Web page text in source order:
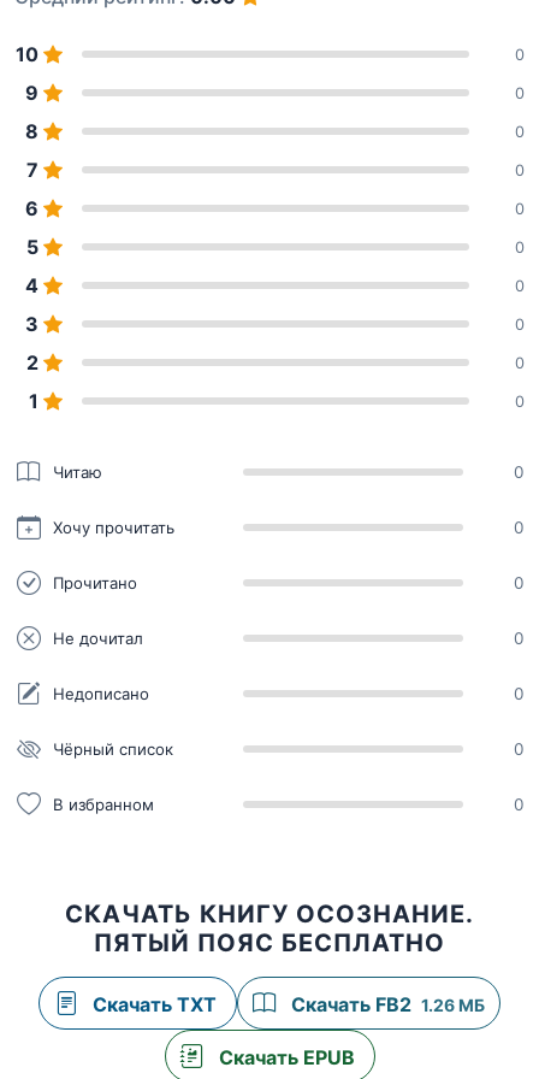
10 0
9 0
8 0
7 0
6 0
5 0
4 0
3 0
2 0
1 0
Читаю 0
Хочу прочитать 0
Прочитано 0
Не дочитал 0
Недописано 0
Чёрный список 0
В избранном 0
СКАЧАТЬ КНИГУ ОСОЗНАНИЕ.
ПЯТЫЙ ПОЯС БЕСПЛАТНО
Скачать TXT Скачать FB2 1.26 МБ
Скачать EPUB